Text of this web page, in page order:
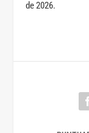
de 2026.